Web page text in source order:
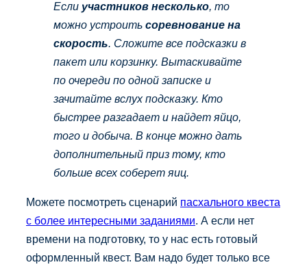
Если участников несколько, то
можно устроить соревнование на
скорость. Сложите все подсказки в
пакет или корзинку. Вытаскивайте
по очереди по одной записке и
зачитайте вслух подсказку. Кто
быстрее разгадает и найдет яйцо,
того и добыча. В конце можно дать
дополнительный приз тому, кто
больше всех соберет яиц.
Можете посмотреть сценарий пасхального квеста
с более интересными заданиями. А если нет
времени на подготовку, то у нас есть готовый
оформленный квест. Вам надо будет только все